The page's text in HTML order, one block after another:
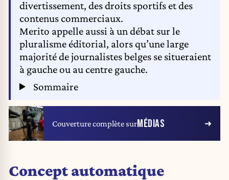
divertissement, des droits sportifs et des
contenus commerciaux.
Merito appelle aussi à un débat sur le
pluralisme éditorial, alors qu’une large
majorité de journalistes belges se situeraient
à gauche ou au centre gauche.
Sommaire
Couverture complète surMÉDIAS
Concept automatique